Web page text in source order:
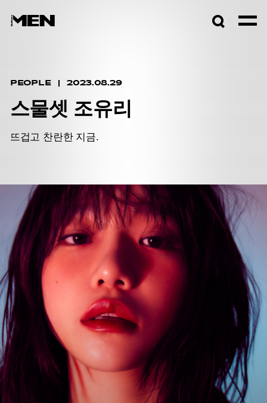
PEOPLE 2023.08.29
스물셋 조유리
뜨겁고 찬란한 지금.